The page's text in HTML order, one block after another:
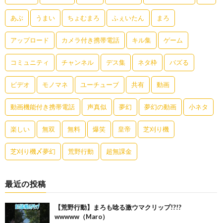
あぶ うまい ちょむまろ ふぇいたん まろ
アップロード カメラ付き携帯電話 キル集 ゲーム
コミュニティ チャンネル デス集 ネタ枠 バズる
ビデオ モノマネ ユーチューブ 共有 動画
動画機能付き携帯電話 声真似 夢幻 夢幻の動画 小ネタ
楽しい 無双 無料 爆笑 皇帝 芝刈り機
芝刈り機〆夢幻 荒野行動 超無課金
最近の投稿
【荒野行動】まろも唸る激ウマクリップ!?!?
wwwww（Maro）